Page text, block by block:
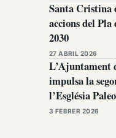
Santa Cristina
accions del
2030
27 ABRIL 2026
L’Ajuntament
impulsa la
l’Església
3 FEBRER 2026